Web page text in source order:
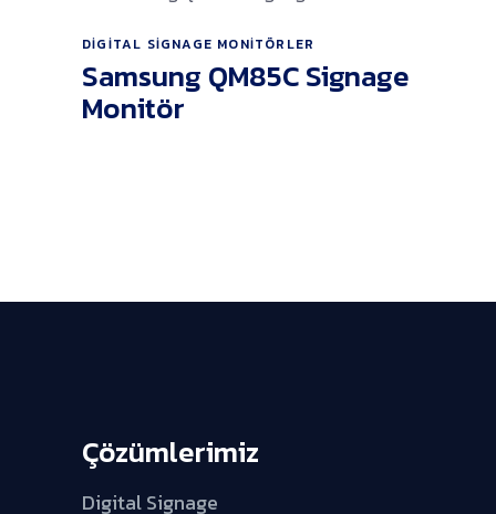
DIGITAL SIGNAGE MONITÖRLER
Samsung QM85C Signage
Monitör
Çözümlerimiz
Digital Signage